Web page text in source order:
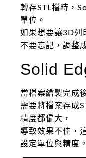
轉存STL檔時，
單位。
如果想要讓3D列
不要忘記，調整
Solid
當檔案繪製完成
需要將檔案存成
精度都偏大，
導致效果不佳，
設定單位與精度。